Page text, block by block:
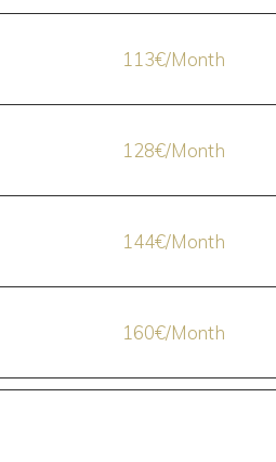
113€/Month
128€/Month
144€/Month
160€/Month